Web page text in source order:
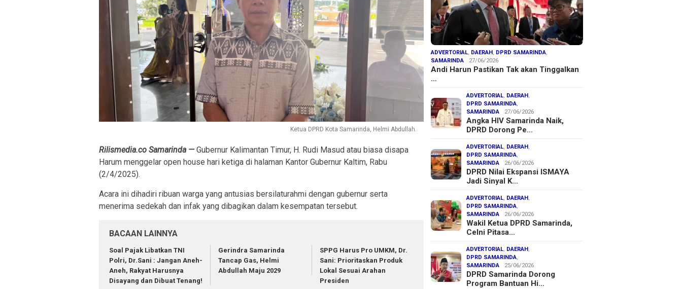
Ketua DPRD Kota Samarinda, Helmi Abdullah.
Rilismedia.co Samarinda — Gubernur Kalimantan Timur, H. Rudi Masud atau biasa disapa
Harum menggelar open house hari ketiga di halaman Kantor Gubernur Kaltim, Rabu
(2/4/2025).
Acara ini dihadiri ribuan warga yang antusias bersilaturahmi dengan gubernur serta
menerima sedekah dan infak yang dibagikan dalam kesempatan tersebut.
BACAAN LAINNYA
Soal Pajak Libatkan TNI
Polri, Dr.Sani : Jangan Aneh-
Aneh, Rakyat Harusnya
Disayang dan Dibuat Tenang!
Gerindra Samarinda
Tancap Gas, Helmi
Abdullah Maju 2029
SPPG Harus Pro UMKM, Dr.
Sani: Prioritaskan Produk
Lokal Sesuai Arahan
Presiden
ADVERTORIAL, DAERAH , DPRD SAMARINDA,
SAMARINDA
27/06/2026
Andi Harun Pastikan Tak akan Tinggalkan
…
ADVERTORIAL, DAERAH ,
DPRD SAMARINDA,
SAMARINDA
27/06/2026
Angka HIV Samarinda Naik,
DPRD Dorong Pe…
ADVERTORIAL, DAERAH ,
DPRD SAMARINDA,
SAMARINDA
26/06/2026
DPRD Nilai Ekspansi ISMAYA
Jadi Sinyal K…
ADVERTORIAL, DAERAH ,
DPRD SAMARINDA,
SAMARINDA
26/06/2026
Wakil Ketua DPRD Samarinda,
Celni Pitasa…
ADVERTORIAL, DAERAH ,
DPRD SAMARINDA,
SAMARINDA
25/06/2026
DPRD Samarinda Dorong
Program Bantuan Hi…